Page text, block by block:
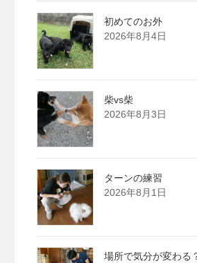
初めてのお外
2026年8月4日
柴vs柴
2026年8月3日
ターンの練習
2026年8月1日
場所で気分が変わる